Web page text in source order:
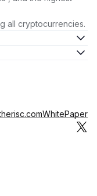
all cryptocurrencies.
WhitePaper